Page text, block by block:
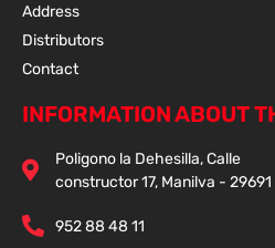
Address
Distributors
Contact
INFORMATION ABOUT
Poligono la Dehesilla, Calle
constructor 17, Manilva - 29691
952 88 48 11